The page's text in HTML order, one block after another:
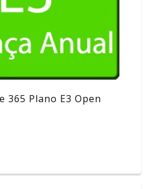
365 Plano E3 Open